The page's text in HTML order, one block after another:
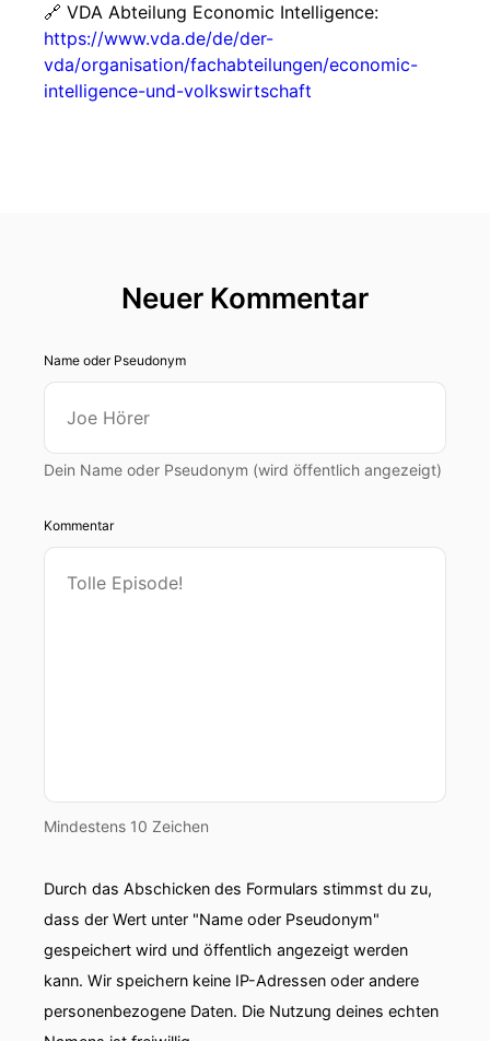
🔗 VDA Abteilung Economic Intelligence:
https://www.vda.de/de/der-
vda/organisation/fachabteilungen/economic-
intelligence-und-volkswirtschaft
Neuer Kommentar
Name oder Pseudonym
Dein Name oder Pseudonym (wird öffentlich angezeigt)
Kommentar
Mindestens 10 Zeichen
Durch das Abschicken des Formulars stimmst du zu,
dass der Wert unter "Name oder Pseudonym"
gespeichert wird und öffentlich angezeigt werden
kann. Wir speichern keine IP-Adressen oder andere
personenbezogene Daten. Die Nutzung deines echten